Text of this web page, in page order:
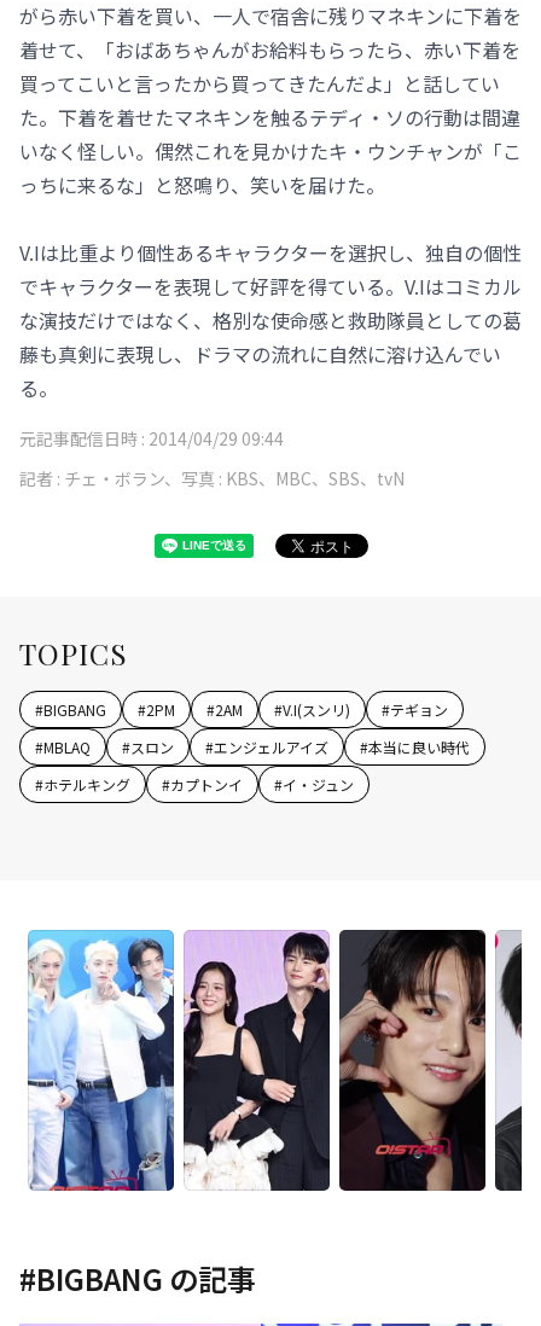
がら赤い下着を買い、一人で宿舎に残りマネキンに下着を
着せて、「おばあちゃんがお給料もらったら、赤い下着を
買ってこいと言ったから買ってきたんだよ」と話してい
た。下着を着せたマネキンを触るテディ・ソの行動は間違
いなく怪しい。偶然これを見かけたキ・ウンチャンが「こ
っちに来るな」と怒鳴り、笑いを届けた。
V.Iは比重より個性あるキャラクターを選択し、独自の個性
でキャラクターを表現して好評を得ている。V.Iはコミカル
な演技だけではなく、格別な使命感と救助隊員としての葛
藤も真剣に表現し、ドラマの流れに自然に溶け込んでい
る。
元記事配信日時 : 2014/04/29 09:44
記者 : チェ・ボラン、写真 : KBS、MBC、SBS、tvN
TOPICS
#BIGBANG #2PM #2AM #V.I(スンリ) #テギョン
#MBLAQ #スロン #エンジェルアイズ #本当に良い時代
#ホテルキング #カプトンイ #イ・ジュン
#BIGBANG の記事